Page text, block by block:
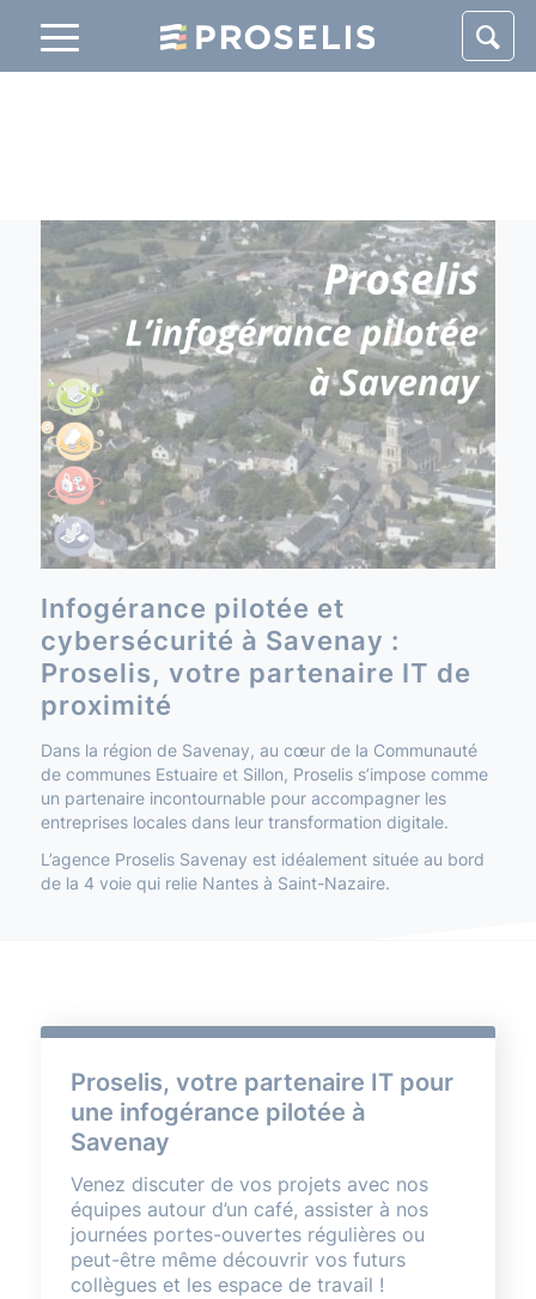
Infogérance pilotée et
cybersécurité à Savenay :
Proselis, votre partenaire IT de
proximité
Dans la région de Savenay, au cœur de la Communauté
de communes Estuaire et Sillon, Proselis s’impose comme
un partenaire incontournable pour accompagner les
entreprises locales dans leur transformation digitale.
L’agence Proselis Savenay est idéalement située au bord
de la 4 voie qui relie Nantes à Saint-Nazaire.
Proselis, votre partenaire IT pour
une infogérance pilotée à
Savenay
Venez discuter de vos projets avec nos
équipes autour d’un café, assister à nos
journées portes-ouvertes régulières ou
peut-être même découvrir vos futurs
collègues et les espace de travail !